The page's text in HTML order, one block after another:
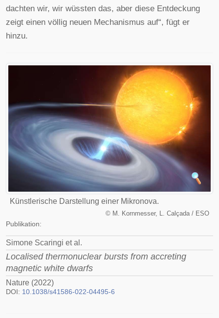
dachten wir, wir wüssten das, aber diese Entdeckung
zeigt einen völlig neuen Mechanismus auf“, fügt er
hinzu.
Künstlerische Darstellung einer Mikronova.
© M. Kornmesser, L. Calçada / ESO
Publikation:
Simone Scaringi et al.
Localised thermonuclear bursts from accreting
magnetic white dwarfs
Nature (2022)
DOI: 10.1038/s41586-022-04495-6